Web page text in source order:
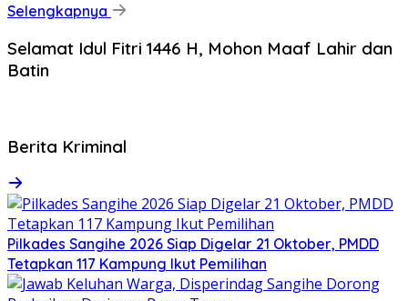
Selengkapnya
Selamat Idul Fitri 1446 H, Mohon Maaf Lahir dan
Batin
Berita Kriminal
Pilkades Sangihe 2026 Siap Digelar 21 Oktober, PMDD
Tetapkan 117 Kampung Ikut Pemilihan